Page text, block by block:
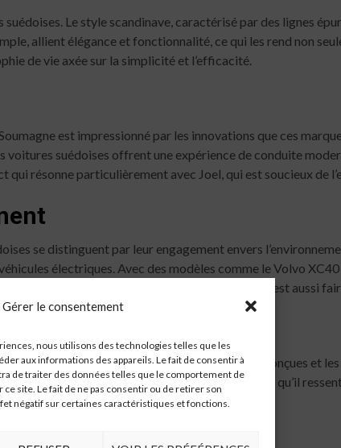
Gérer le consentement
nous utilisons des technologies telles que les
aux informations des appareils. Le fait de consentir à
de traiter des données telles que le comportement de
ce site. Le fait de ne pas consentir ou de retirer son
négatif sur certaines caractéristiques et fonctions.
Le style scandinave, caractérisé par des lignes
allient élégance et fonctionnalité, ce qui les rend non
de vie axée sur la simplicité et l’efficacité.
est impressionné par les innovations que ces
suédoises offrent une expérience de conduite
résonne particulièrement avec Joel, qui est soucieux de
se distinguent par leur engagement envers
électriques. Avec des modèles comme le Volvo XC40
Pour Joel, choisir une voiture suédoise, c’est aussi
qu’elles offrent. Les suspensions bien conçues et
la sensation de sécurité et de confort qu’il
le week-end.